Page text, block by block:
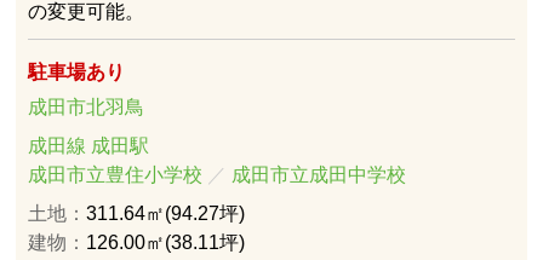
の変更可能。
駐車場あり
成田市北羽鳥
成田線 成田駅
成田市立豊住小学校 ／ 成田市立成田中学校
土地：311.64㎡(94.27坪)
建物： 126.00㎡(38.11坪)